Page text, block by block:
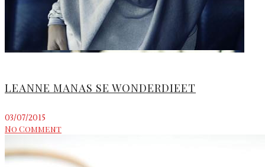
LEANNE MANAS SE WONDERDIEET
03/07/2015
No Comment